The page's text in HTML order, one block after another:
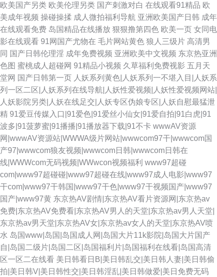
欧美国产另类 欧美伦理另类 国产刺激对白 在线观看91精品 欧
美成年视频 操碰操揉 成人微拍福利导航 亚洲欧美国产日韩 成年
在线观看免费 岛国精品在线播放 狠狠撸第四色 欧美一页 女同电
影在线观看 91网国产尤物在 毛片网站黄色 狼人三级片 高清男
同 国产日韩伦理淫 成年免费视频 亚洲欧美中文视频 东京热亚洲
色图 蜜桃成人超碰网 91精品小视频 久草福利免费视影 五月天
堂网 国产日韩第一页 人妖系列黄色|人妖系列一不堪入目|人妖系
列一区二区|人妖系列在线导航|人妖性爱视频|人妖性爱视频网站|
人妖影院另类|人妖在线足交|人妖专区伪娘专区|人妖自慰最猛泄
精 91爱豆传媒入口|91爱色|91爱丝小仙女|91爱自拍|91白虎|91
波多|91菠萝蜜|91播播|91播放器下载|91不卡 wwwAV资源
网|wwwAV资源站|WWWA级片网站|wwwcom97干|wwwcom国
产97|wwwcom狼友视频|wwwcom日韩|wwwcom日韩在
线|WWWcom无码视频|WWwcon视频福利 www97超碰
com|www97超碰碰|www97超碰在线|www97成人电影|www97
干com|www97干韩国|www97干色|www97干视频国产|www97
国产|www97黄 东京热AV剧情|东京热AV看片资源网|东京热av
免费|东京热AV免费看|东京热AV男人的天堂|东京热av男人天堂|
东京热av男天堂|东京热AV女|东京热av女人的天堂|东京热AV喷
水 岛国www|岛国|岛国成人网|岛国大片11k影院|岛国大片国产
自|岛国二级片|岛国二区|岛国福利片|岛国福利在线看|岛国高清
区一区二在线看 美日韩看日B|美日韩乱交|美日韩人妻|美日韩偷
拍|美日韩V|美日韩性交|美日韩淫乱|美日韩做爱|美日免费无码